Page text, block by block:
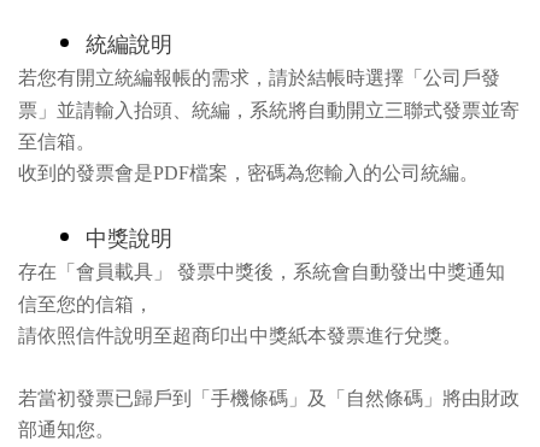
統編說明
若您有開立統編報帳的需求，請於結帳時選擇「公司戶發
票」並請輸入抬頭、統編，系統將自動開立三聯式發票並寄
至信箱。
收到的發票會是PDF檔案，密碼為您輸入的公司統編。
中獎說明
存在 「會員載具」 發票中獎後，系統會自動發出中獎通知
信至您的信箱 ，
請依照信件說明至超商印出中獎紙本發票進行兌獎。
若當初發票已歸戶到 「 手機條碼 」 及 「 自然條碼 」 將由財政
部通知您。